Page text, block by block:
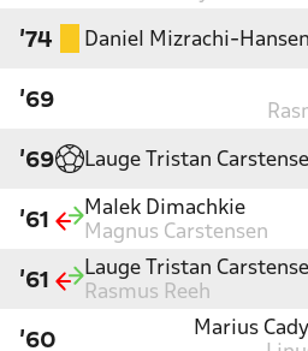
'74 Daniel Mizrachi-Hansen
'69
'69 Lauge Tristan
'61
Malek Dimachkie
Magnus Carstensen
'61
Lauge Tristan
Rasmus Reeh
'60
Marius